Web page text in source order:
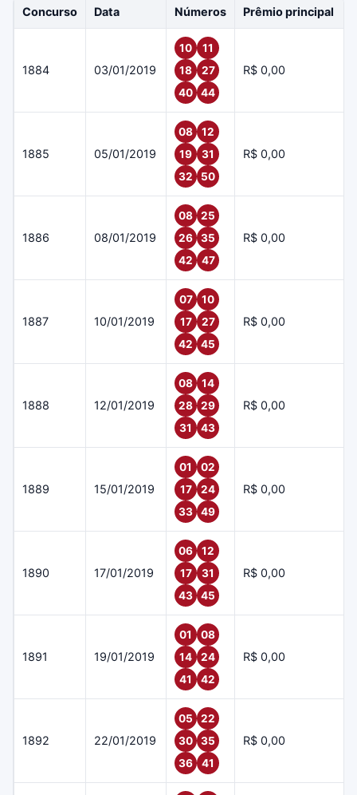
Concurso Data Números Prêmio principal
1884 03/01/2019
10
11
18
27
40
44
R$ 0,00
1885 05/01/2019
08
12
19
31
32
50
R$ 0,00
1886 08/01/2019
08
25
26
35
42
47
R$ 0,00
1887 10/01/2019
07
10
17
27
42
45
R$ 0,00
1888 12/01/2019
08
14
28
29
31
43
R$ 0,00
1889 15/01/2019
01
02
17
24
33
49
R$ 0,00
1890 17/01/2019
06
12
17
31
43
45
R$ 0,00
1891 19/01/2019
01
08
14
24
41
42
R$ 0,00
1892 22/01/2019
05
22
30
35
36
41
R$ 0,00